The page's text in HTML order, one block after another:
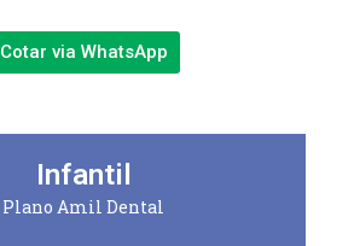
Cotar via WhatsApp
Infantil
Plano Amil Dental